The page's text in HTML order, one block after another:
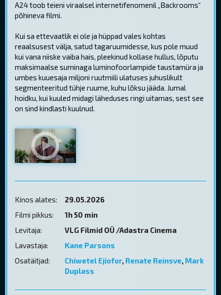
A24 toob teieni viraalsel internetifenomenil „Backrooms“
põhineva filmi.
Kui sa ettevaatlik ei ole ja hüppad vales kohtas
reaalsusest välja, satud tagaruumidesse, kus pole muud
kui vana niiske vaiba hais, pleekinud kollase hullus, lõputu
maksimaalse suminaga luminofoorlampide taustamüra ja
umbes kuuesaja miljoni ruutmiili ulatuses juhuslikult
segmenteeritud tühje ruume, kuhu lõksu jääda. Jumal
hoidku, kui kuuled midagi läheduses ringi uitamas, sest see
on sind kindlasti kuulnud.
Kinos alates:
29.05.2026
Filmi pikkus:
1h 50 min
Levitaja:
VLG Filmid OÜ /Adastra Cinema
Lavastaja:
Kane Parsons
Osatäitjad:
Chiwetel Ejiofor, Renate Reinsve, Mark
Duplass